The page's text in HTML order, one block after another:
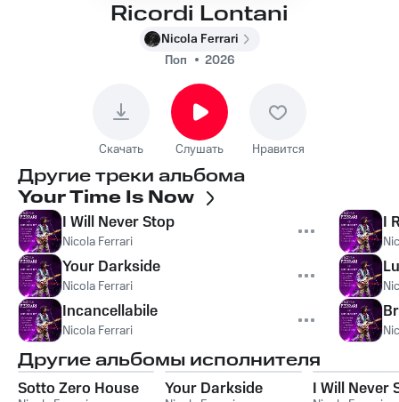
Ricordi Lontani
Nicola Ferrari
Поп
2026
Скачать Слушать Нравится
Другие треки альбома
Your Time Is Now
I Will Never Stop
Nicola Ferrari
Your Darkside
Nicola Ferrari
Incancellabile
Nicola Ferrari
I
Другие альбомы исполнителя
Sotto Zero House Your Darkside I Will Never